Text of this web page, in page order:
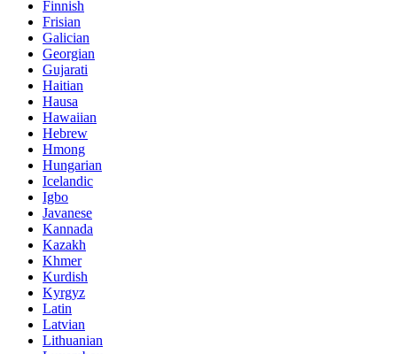
Finnish
Frisian
Galician
Georgian
Gujarati
Haitian
Hausa
Hawaiian
Hebrew
Hmong
Hungarian
Icelandic
Igbo
Javanese
Kannada
Kazakh
Khmer
Kurdish
Kyrgyz
Latin
Latvian
Lithuanian